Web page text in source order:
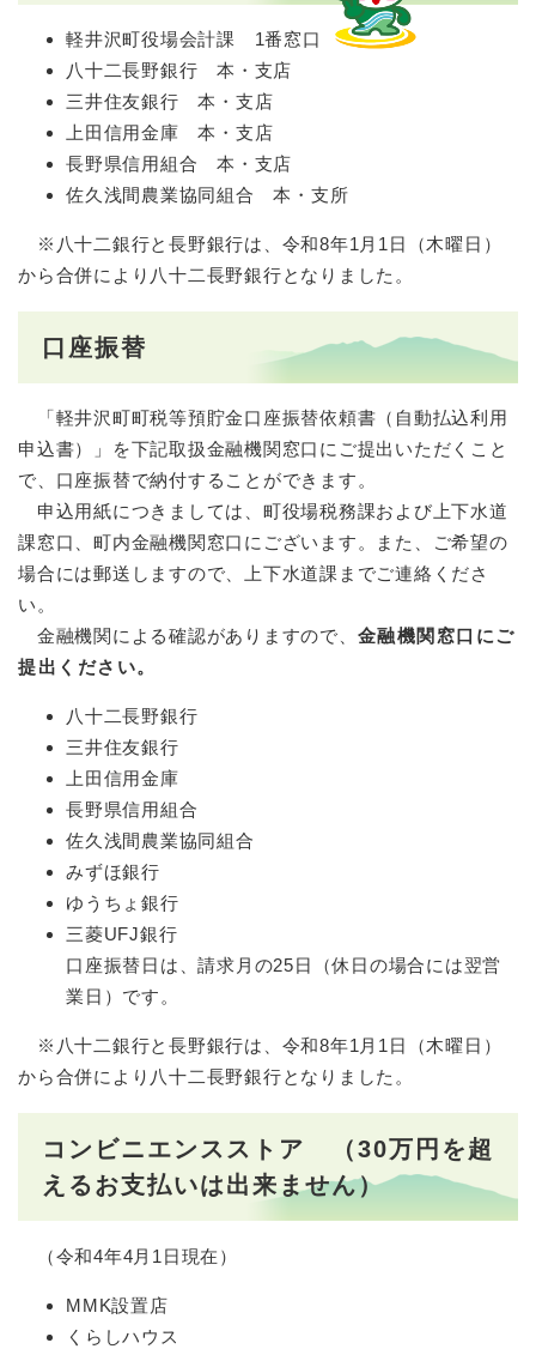
軽井沢町役場会計課 1番窓口
八十二長野銀行 本・支店
三井住友銀行 本・支店
上田信用金庫 本・支店
長野県信用組合 本・支店
佐久浅間農業協同組合 本・支所
※八十二銀行と長野銀行は、令和8年1月1日（木曜日）
から合併により八十二長野銀行となりました。
口座振替
「軽井沢町町税等預貯金口座振替依頼書（自動払込利用
申込書）」を下記取扱金融機関窓口にご提出いただくこと
で、口座振替で納付することができます。
申込用紙につきましては、町役場税務課および上下水道
課窓口、町内金融機関窓口にございます。また、ご希望の
場合には郵送しますので、上下水道課までご連絡くださ
い。
金融機関による確認がありますので、 金融機関窓口にご
提出ください。
八十二長野銀行
三井住友銀行
上田信用金庫
長野県信用組合
佐久浅間農業協同組合
みずほ銀行
ゆうちょ銀行
三菱UFJ銀行
口座振替日は、請求月の25日（休日の場合には翌営
業日）です。
※八十二銀行と長野銀行は、令和8年1月1日（木曜日）
から合併により八十二長野銀行となりました。
コンビニエンスストア （30万円を超
えるお支払いは出来ません）
（令和4年4月1日現在）
MMK設置店
くらしハウス